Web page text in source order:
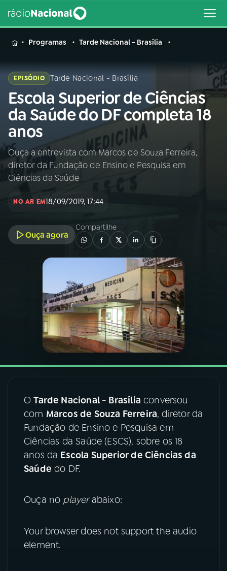
MENU
Buscar
na
Rádio
Nacional
Buscar
AO VIVO
PROGRAMAS
PODCASTS
VIDEOCASTS
08 FESTIVAL DE MÚSICA
ACOMPANHE A RÁDIO NACIONAL
YouTube
Instagram
Programas Tarde Nacional - Brasília
EPISÓDIO Tarde Nacional - Brasília
Escola Superior de Ciências
da Saúde do DF completa 18
anos
Ouça a entrevista com Marcos de Souza Ferreira,
diretor da Fundação de Ensino e Pesquisa em
Ciências da Saúde
NO AR EM18/09/2019, 17:44
Ouça agora
Compartilhe
OTarde Nacional - Brasília conversou
com Marcos de Souza Ferreira, diretor da
Fundação de Ensino e Pesquisa em
Ciências da Saúde (ESCS), sobre os 18
anos da Escola Superior de Ciências da
Saúde do DF.
Ouça no playerabaixo:
Your browser does not support the audio
element.